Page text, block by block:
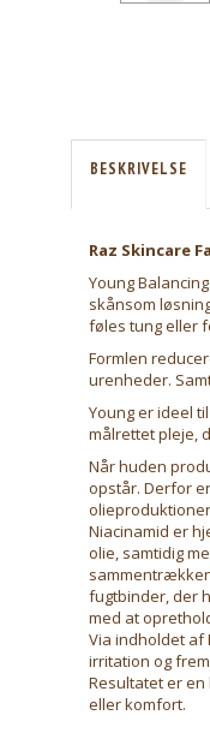
BESKRIVELSE
Raz Skincare
Young
skånsom
føles tung eller
Formlen
urenheder.
Young er ideel
målrettet pleje,
Når huden
opstår. Derfor
Niacinamid er
olie, samtidig
fugtbinder, der
med at
Via indholdet af
irritation og
Resultatet er
eller komfort.